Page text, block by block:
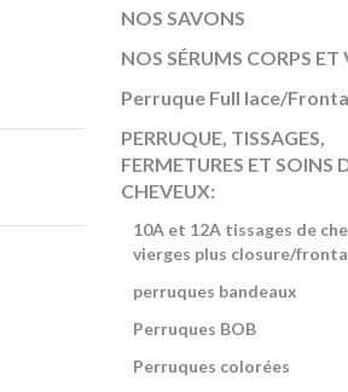
NOS SAVONS
NOS SÉRUMS CORPS ET
Perruque Full lace/
PERRUQUE, TISSAGES,
FERMETURES ET SOINS
CHEVEUX:
10A et 12A tissages de
vierges plus closure/
perruques bandeaux
Perruques BOB
Perruques colorées